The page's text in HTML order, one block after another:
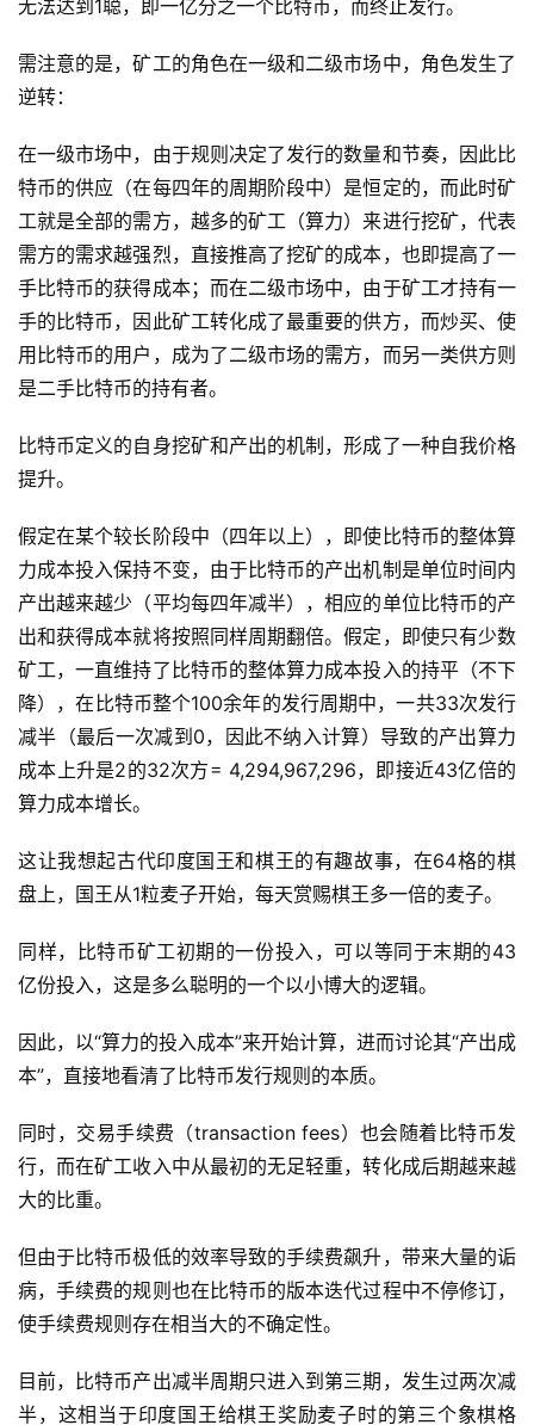
无法达到1聪，即一亿分之一个比特币，而终止发行。
需注意的是，矿工的角色在一级和二级市场中，角色发生了
逆转：
在一级市场中，由于规则决定了发行的数量和节奏，因此比
特币的供应（在每四年的周期阶段中）是恒定的，而此时矿
工就是全部的需方，越多的矿工（算力）来进行挖矿，代表
需方的需求越强烈，直接推高了挖矿的成本，也即提高了一
手比特币的获得成本；而在二级市场中，由于矿工才持有一
手的比特币，因此矿工转化成了最重要的供方，而炒买、使
用比特币的用户，成为了二级市场的需方，而另一类供方则
是二手比特币的持有者。
比特币定义的自身挖矿和产出的机制，形成了一种自我价格
提升。
假定在某个较长阶段中（四年以上），即使比特币的整体算
力成本投入保持不变，由于比特币的产出机制是单位时间内
产出越来越少（平均每四年减半），相应的单位比特币的产
出和获得成本就将按照同样周期翻倍。假定，即使只有少数
矿工，一直维持了比特币的整体算力成本投入的持平（不下
降），在比特币整个100余年的发行周期中，一共33次发行
减半（最后一次减到0，因此不纳入计算）导致的产出算力
成本上升是2的32次方= 4,294,967,296，即接近43亿倍的
算力成本增长。
这让我想起古代印度国王和棋王的有趣故事，在64格的棋
盘上，国王从1粒麦子开始，每天赏赐棋王多一倍的麦子。
同样，比特币矿工初期的一份投入，可以等同于末期的43
亿份投入，这是多么聪明的一个以小博大的逻辑。
因此，以“算力的投入成本”来开始计算，进而讨论其“产出成
本”，直接地看清了比特币发行规则的本质。
同时，交易手续费（transaction fees）也会随着比特币发
行，而在矿工收入中从最初的无足轻重，转化成后期越来越
大的比重。
但由于比特币极低的效率导致的手续费飙升，带来大量的诟
病，手续费的规则也在比特币的版本迭代过程中不停修订，
使手续费规则存在相当大的不确定性。
目前，比特币产出减半周期只进入到第三期，发生过两次减
半，这相当于印度国王给棋王奖励麦子时的第三个象棋格